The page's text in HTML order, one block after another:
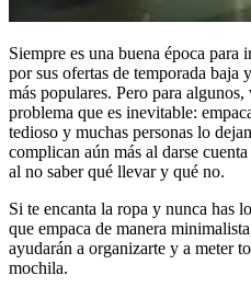
Siempre es una buena época
por sus ofertas de temporada baja
más populares. Pero para
problema que es inevitable:
tedioso y muchas personas lo
complican aún más al darse
al no saber qué llevar y qué no.
Si te encanta la ropa y nunca has
que empaca de manera
ayudarán a organizarte y a meter
mochila.